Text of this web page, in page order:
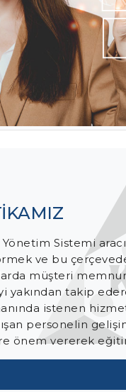
Yönetim Sistemi
ve bu
müşteri
yakından takip
istenen
personelin
önem vererek